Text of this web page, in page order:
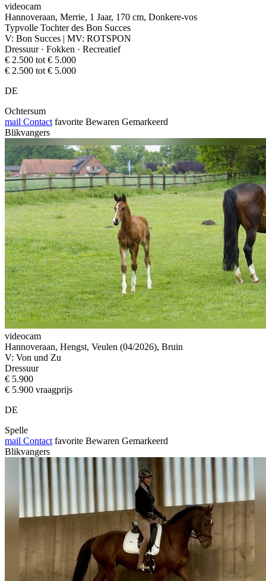
videocam
Hannoveraan, Merrie, 1 Jaar, 170 cm, Donkere-vos
Typvolle Tochter des Bon Succes
V: Bon Succes | MV: ROTSPON
Dressuur · Fokken · Recreatief
€ 2.500 tot € 5.000
€ 2.500 tot € 5.000
DE
Ochtersum
mail Contact favorite Bewaren Gemarkeerd
Blikvangers
videocam
Hannoveraan, Hengst, Veulen (04/2026), Bruin
V: Von und Zu
Dressuur
€ 5.900
€ 5.900 vraagprijs
DE
Spelle
mail Contact favorite Bewaren Gemarkeerd
Blikvangers